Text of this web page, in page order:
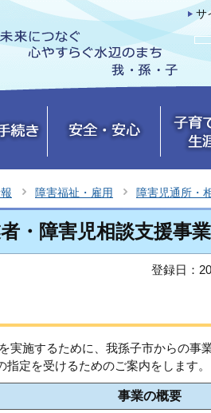
サ
障害福祉・雇用 障害児通所・
・障害児相談支援事
登録日：
実施するために、我孫子市からの事
定を受けるためのご案内をします。
事業の概要